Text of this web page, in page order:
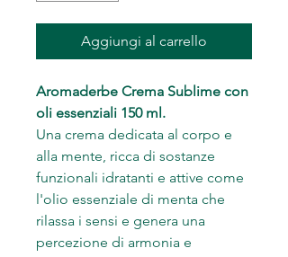
Aggiungi al carrello
Aromaderbe Crema Sublime con
oli essenziali 150 ml.
Una crema dedicata al corpo e
alla mente, ricca di sostanze
funzionali idratanti e attive come
l'olio essenziale di menta che
rilassa i sensi e genera una
percezione di armonia e